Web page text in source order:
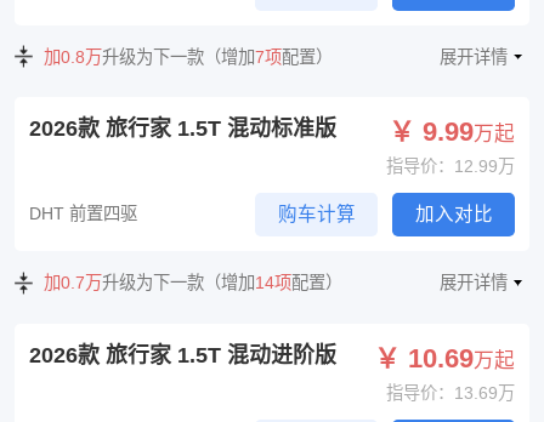
加0.8万升级为下一款（增加7项配置） 展开详情
2026款 旅行家 1.5T 混动标准版 ￥ 9.99万起
指导价：12.99万
DHT 前置四驱 购车计算 加入对比
加0.7万升级为下一款（增加14项配置） 展开详情
2026款 旅行家 1.5T 混动进阶版 ￥ 10.69万起
指导价：13.69万